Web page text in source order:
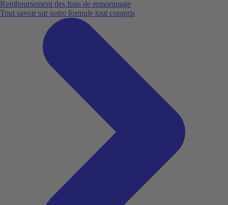
Remboursement des frais de remorquage
Tout savoir sur notre formule tout compris